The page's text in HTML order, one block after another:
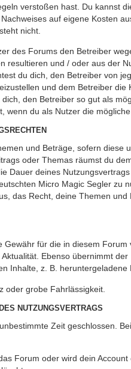
verstoßen hast. Du kannst
auf eigene Kosten
nicht.
des Forums den Betreiber
resultieren und / oder aus der
du dich, den Betreiber von
und dem Betreiber
den Betreiber so gut als
wenn du als Nutzer die
und Beträge, sofern diese
oder Themas räumst du
Dauer deines
Micro Magic Segler zu
das Recht, deine Themen
Gewähr für die in diesem
Ebenso übernimmt
Inhalte, z. B.
oder grobe Fahrlässigkeit.
NUTZUNGSVERTRAGS
Zeit geschlossen.
Forum oder wird dein